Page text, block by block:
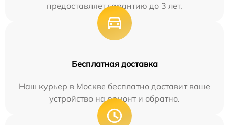
предоставляет гарантию до 3 лет.
Бесплатная доставка
Наш курьер в Москве бесплатно доставит ваше
устройство на ремонт и обратно.